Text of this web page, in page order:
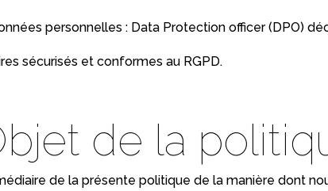
personnelles : Data Protection officer (DPO)
sécurisés et conformes au RGPD.
de la
de la présente politique de la manière dont